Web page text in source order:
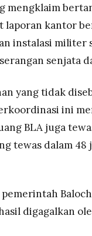
mengklaim
kantor
instalasi militer
senjata
yang tidak
ini
BLA juga
tewas dalam 48
digagalkan